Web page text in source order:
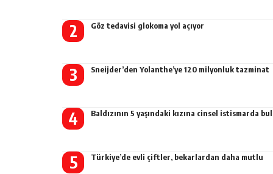
Göz tedavisi glokoma yol açıyor
Sneijder’den Yolanthe’ye 120 milyonluk tazminat
Baldızının 5 yaşındaki kızına cinsel istismarda
Türkiye’de evli çiftler, bekarlardan daha mutlu